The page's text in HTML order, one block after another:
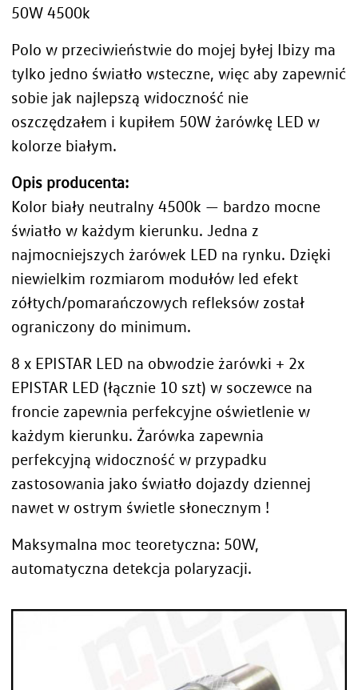
50W 4500k
Polo w przeciwieństwie do mojej byłej Ibizy ma
tylko jedno światło wsteczne, więc aby zapewnić
sobie jak najlepszą widoczność nie
oszczędzałem i kupiłem 50W żarówkę LED w
kolorze białym.
Opis producenta:
Kolor biały neutralny 4500k — bardzo mocne
światło w każdym kierunku. Jedna z
najmocniejszych żarówek LED na rynku. Dzięki
niewielkim rozmiarom modułów led efekt
zółtych/pomarańczowych refleksów został
ograniczony do minimum.
8 x EPISTAR LED na obwodzie żarówki + 2x
EPISTAR LED (łącznie 10 szt) w soczewce na
froncie zapewnia perfekcyjne oświetlenie w
każdym kierunku. Żarówka zapewnia
perfekcyjną widoczność w przypadku
zastosowania jako światło dojazdy dziennej
nawet w ostrym świetle słonecznym !
Maksymalna moc teoretyczna: 50W,
automatyczna detekcja polaryzacji.